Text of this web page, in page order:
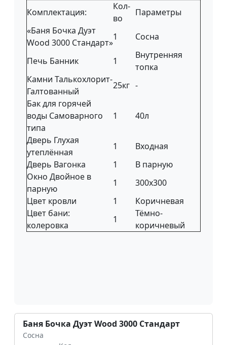
Комплектация:
Кол-
во
Параметры
«Баня Бочка Дуэт
Wood 3000 Стандарт»
1 Сосна
Печь Банник 1
Внутренняя
топка
Камни Талькохлорит-
Галтованный
25кг -
Бак для горячей
воды Самоварного
типа
1 40л
Дверь Глухая
утеплённая
1
Входная
Дверь Вагонка
1
В парную
Окно Двойное в
парную
1
300х300
Цвет кровли
1
Коричневая
Цвет бани:
колеровка
1
Тёмно-
коричневый
Баня Бочка Дуэт Wood 3000 Стандарт
Сосна